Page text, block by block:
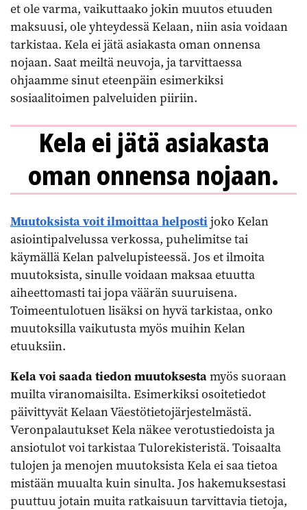
et ole varma, vaikuttaako jokin muutos etuuden
maksuusi, ole yhteydessä Kelaan, niin asia voidaan
tarkistaa. Kela ei jätä asiakasta oman onnensa
nojaan. Saat meiltä neuvoja, ja tarvittaessa
ohjaamme sinut eteenpäin esimerkiksi
sosiaalitoimen palveluiden piiriin.
Kela ei jätä asiakasta
oman onnensa nojaan.
Muutoksista voit ilmoittaa helpostijoko Kelan
asiointipalvelussa verkossa, puhelimitse tai
käymällä Kelan palvelupisteessä. Jos et ilmoita
muutoksista, sinulle voidaan maksaa etuutta
aiheettomasti tai jopa väärän suuruisena.
Toimeentulotuen lisäksi on hyvä tarkistaa, onko
muutoksilla vaikutusta myös muihin Kelan
etuuksiin.
Kela voi saada tiedon muutoksestamyös suoraan
muilta viranomaisilta. Esimerkiksi osoitetiedot
päivittyvät Kelaan Väestötietojärjestelmästä.
Veronpalautukset Kela näkee verotustiedoista ja
ansiotulot voi tarkistaa Tulorekisteristä. Toisaalta
tulojen ja menojen muutoksista Kela ei saa tietoa
mistään muualta kuin sinulta. Jos hakemuksestasi
puuttuu jotain muita ratkaisuun tarvittavia tietoja,